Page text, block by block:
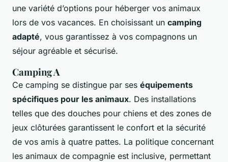
une variété d’options pour héberger vos animaux
lors de vos vacances. En choisissant un camping
adapté, vous garantissez à vos compagnons un
séjour agréable et sécurisé.
Camping A
Ce camping se distingue par ses équipements
spécifiques pour les animaux. Des installations
telles que des douches pour chiens et des zones de
jeux clôturées garantissent le confort et la sécurité
de vos amis à quatre pattes. La politique concernant
les animaux de compagnie est inclusive, permettant